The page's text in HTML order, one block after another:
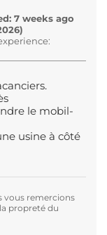
7 weeks ago
le mobil-
usine à côté
vous remercions
propreté du